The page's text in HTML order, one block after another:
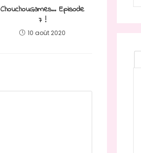
ChouchouGames… Episode
7 !
10 août 2020